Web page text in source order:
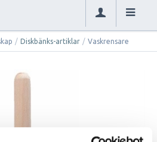
/ Diskbänks-artiklar / Vaskrensare